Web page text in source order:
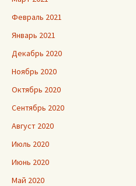
Февраль 2021
Январь 2021
Декабрь 2020
Ноябрь 2020
Октябрь 2020
Сентябрь 2020
Август 2020
Июль 2020
Июнь 2020
Май 2020